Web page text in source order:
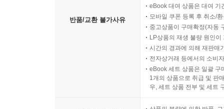
반품/교환 불가사유
eBook 대여 상품은 대여 기
모바일 쿠폰 등록 후 취소/
중고상품이 구매확정(자동
LP상품의 재생 불량 원인
시간의 경과에 의해 재판매
전자상거래 등에서의 소비
eBook 세트 상품은 일괄 구
1개의 상품으로 취급 및 판
우, 세트 상품 전부 및 세트